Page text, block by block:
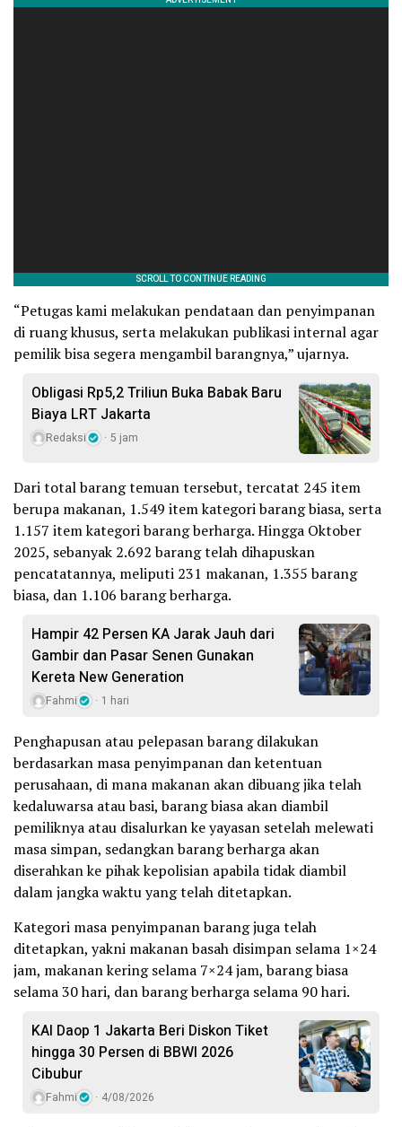
“Petugas kami melakukan pendataan dan penyimpanan
di ruang khusus, serta melakukan publikasi internal agar
pemilik bisa segera mengambil barangnya,” ujarnya.
Obligasi Rp5,2 Triliun Buka Babak Baru
Biaya LRT Jakarta
Redaksi 5 jam
Dari total barang temuan tersebut, tercatat 245 item
berupa makanan, 1.549 item kategori barang biasa, serta
1.157 item kategori barang berharga. Hingga Oktober
2025, sebanyak 2.692 barang telah dihapuskan
pencatatannya, meliputi 231 makanan, 1.355 barang
biasa, dan 1.106 barang berharga.
Hampir 42 Persen KA Jarak Jauh dari
Gambir dan Pasar Senen Gunakan
Kereta New Generation
Fahmi 1 hari
Penghapusan atau pelepasan barang dilakukan
berdasarkan masa penyimpanan dan ketentuan
perusahaan, di mana makanan akan dibuang jika telah
kedaluwarsa atau basi, barang biasa akan diambil
pemiliknya atau disalurkan ke yayasan setelah melewati
masa simpan, sedangkan barang berharga akan
diserahkan ke pihak kepolisian apabila tidak diambil
dalam jangka waktu yang telah ditetapkan.
Kategori masa penyimpanan barang juga telah
ditetapkan, yakni makanan basah disimpan selama 1×24
jam, makanan kering selama 7×24 jam, barang biasa
selama 30 hari, dan barang berharga selama 90 hari.
KAI Daop 1 Jakarta Beri Diskon Tiket
hingga 30 Persen di BBWI 2026
Cibubur
Fahmi 4/08/2026